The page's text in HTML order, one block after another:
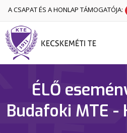
A CSAPAT ÉS A HONLAP TÁMOGATÓJA:
ÉLŐ
Budafoki MTE -